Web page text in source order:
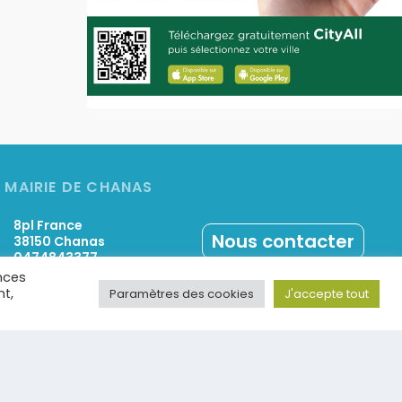
MAIRIE DE CHANAS
8pl France
38150 Chanas
0474843377
Nous contacter
Paramètres des cookies J'accepte tout